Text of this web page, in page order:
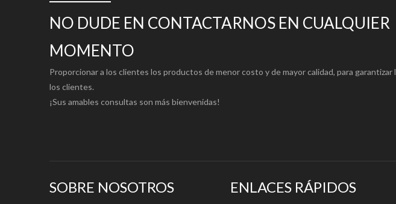
SOLICITUD:
adecuado para prensas digitales, impresoras láser e impresoras de impresión bajo
NO DUDE EN CONTACTARNOS EN CUALQUIER
MOMENTO
Proporcionar a los clientes los productos de menor costo y de mayor calidad, para
los clientes.
¡Sus amables consultas son más bienvenidas!
SOBRE NOSOTROS ENLACES RÁPIDOS